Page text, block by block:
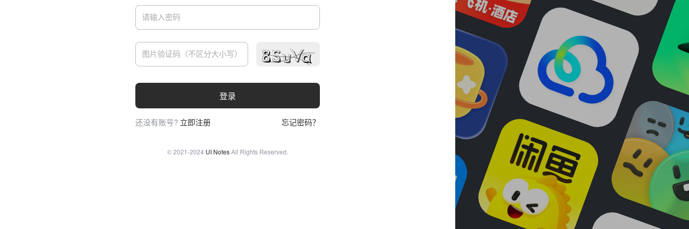
登录
还没有账号? 立即注册 忘记密码？
© 2021-2024 UI NotesAll Rights Reserved.